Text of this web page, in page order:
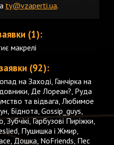
ty@vzaperti.ua.
(1):
макрелі
(92):
на Заході, Ганчірка на
Де Лореан?, Руда
та відвага, Любимое
Біднота, Gossip_guys,
Гарбузові Пиріжки,
Пушишка і Жмир,
Дошка, NoFriends, Пес